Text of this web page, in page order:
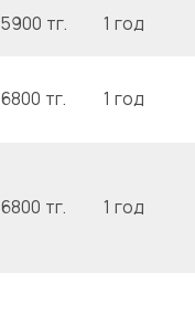
5900 тг. 1 год
6800 тг. 1 год
6800 тг. 1 год